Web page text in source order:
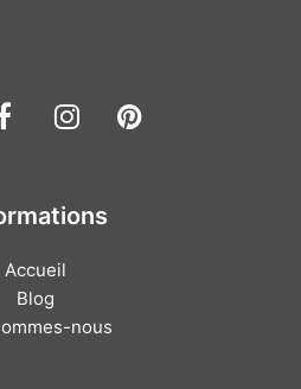
Facebook
Instagram
Pinterest
Accueil
Blog
nous